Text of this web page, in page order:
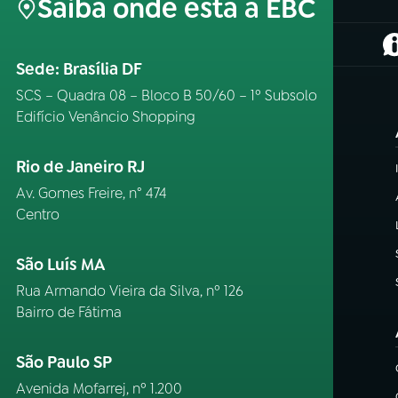
Saiba onde está a EBC
Sede: Brasília DF
SCS – Quadra 08 – Bloco B 50/60 – 1º Subsolo
Edifício Venâncio Shopping
Rio de Janeiro RJ
Av. Gomes Freire, n° 474
Centro
São Luís MA
Rua Armando Vieira da Silva, nº 126
Bairro de Fátima
São Paulo SP
Avenida Mofarrej, nº 1.200